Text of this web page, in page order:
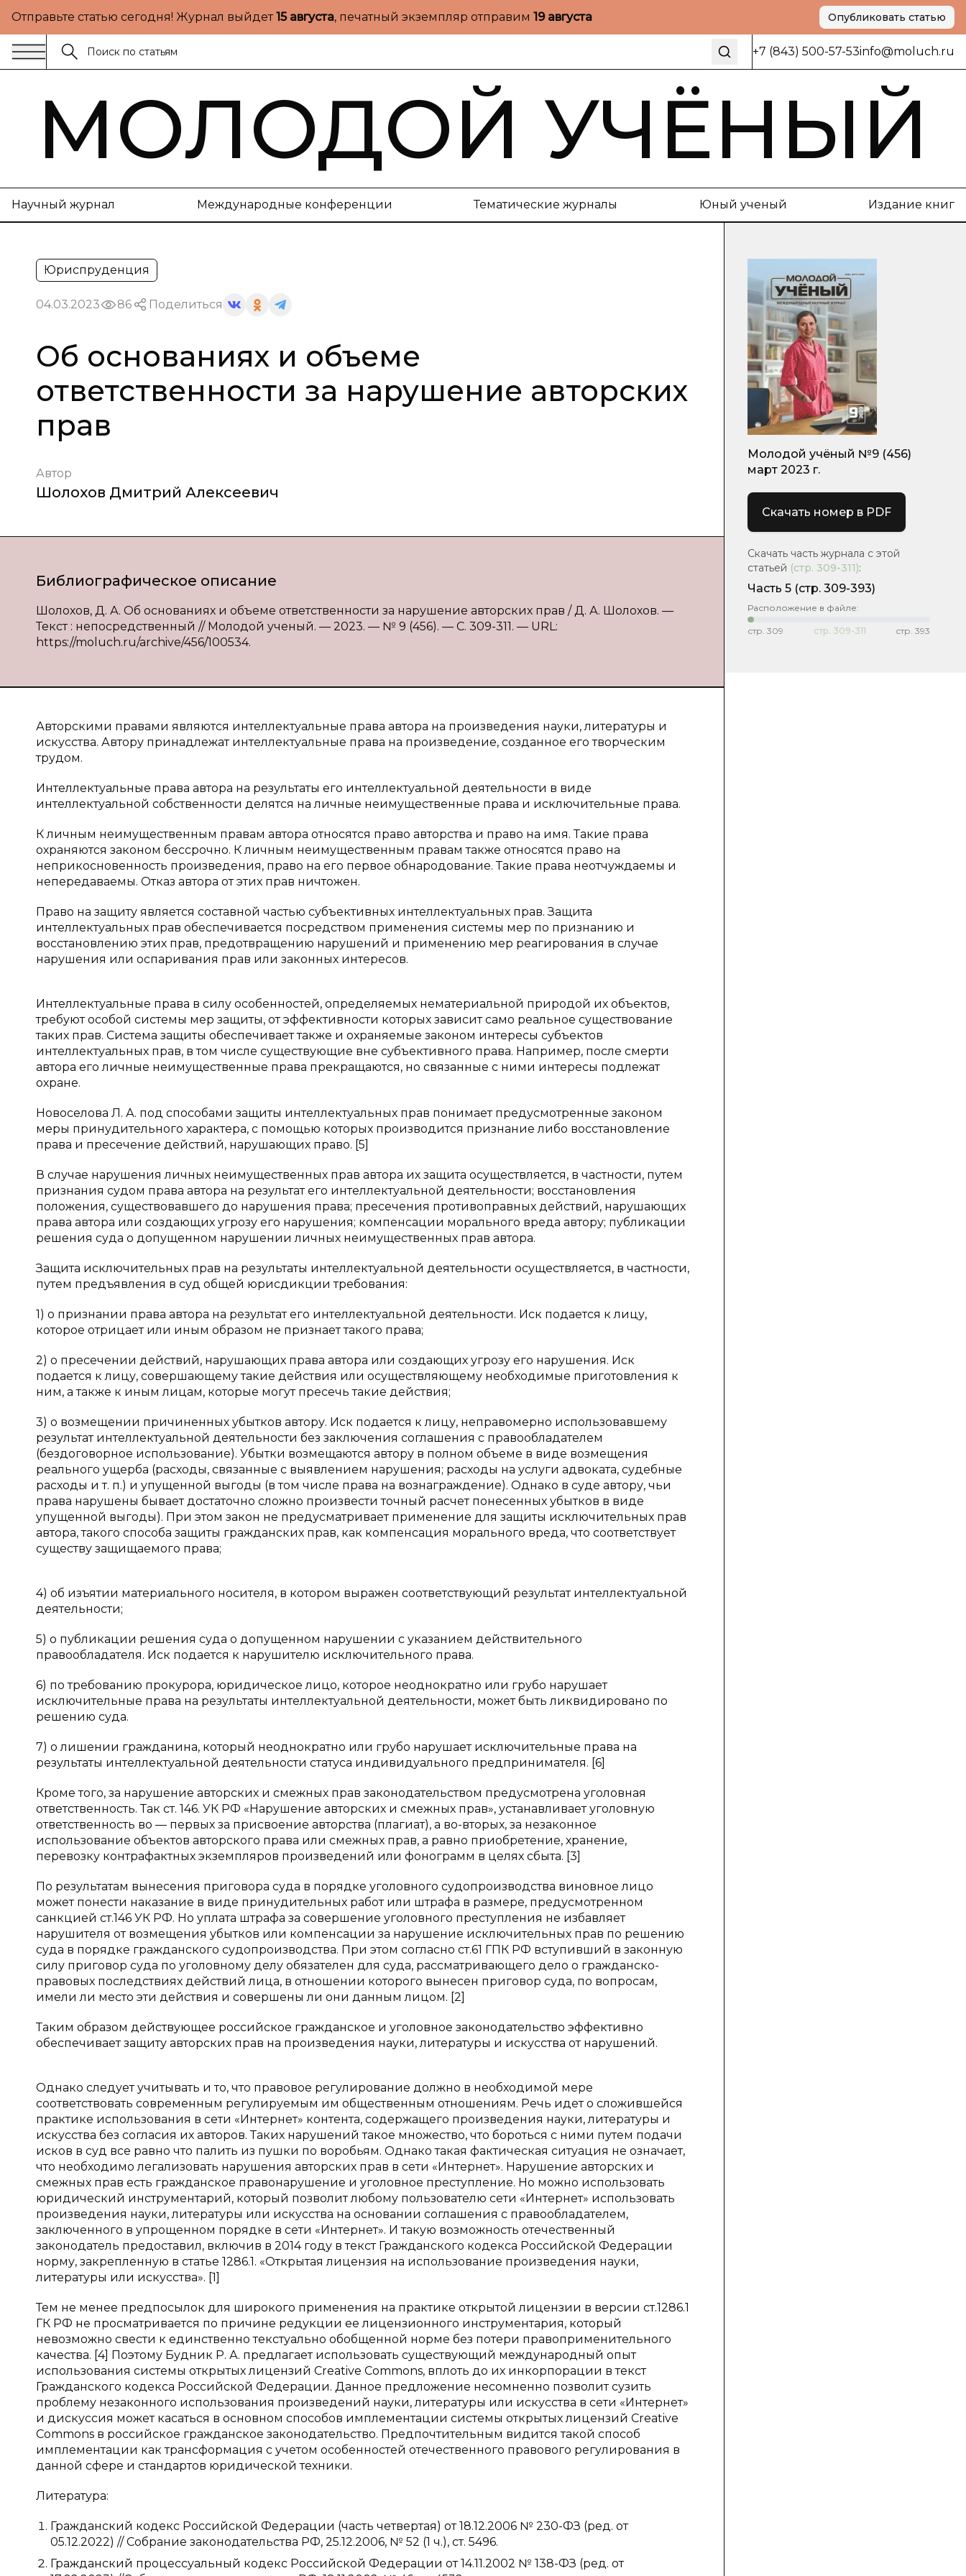
Отправьте статью сегодня! Журнал выйдет15 августа, печатный экземпляр отправим 19 августа Опубликовать статью
+7 (843) 500-57-53info@moluch.ru
МОЛОДОЙ УЧЁНЫЙ
Научный журнал Международные конференции Тематические журналы Юный ученый Издание книг
Юриспруденция
04.03.2023 86 Поделиться
Об основаниях и объеме
ответственности за нарушение авторских
прав
Автор
Шолохов Дмитрий Алексеевич
Библиографическое описание
Шолохов, Д. А. Об основаниях и объеме ответственности за нарушение авторских прав / Д. А. Шолохов. —
Текст : непосредственный // Молодой ученый. — 2023. — № 9 (456). — С. 309-311. — URL:
https://moluch.ru/archive/456/100534.
Авторскими правами являются интеллектуальные права автора на произведения науки, литературы и
искусства. Автору принадлежат интеллектуальные права на произведение, созданное его творческим
трудом.
Интеллектуальные права автора на результаты его интеллектуальной деятельности в виде
интеллектуальной собственности делятся на личные неимущественные права и исключительные права.
К личным неимущественным правам автора относятся право авторства и право на имя. Такие права
охраняются законом бессрочно. К личным неимущественным правам также относятся право на
неприкосновенность произведения, право на его первое обнародование. Такие права неотчуждаемы и
непередаваемы. Отказ автора от этих прав ничтожен.
Право на защиту является составной частью субъективных интеллектуальных прав. Защита
интеллектуальных прав обеспечивается посредством применения системы мер по признанию и
восстановлению этих прав, предотвращению нарушений и применению мер реагирования в случае
нарушения или оспаривания прав или законных интересов.
Интеллектуальные права в силу особенностей, определяемых нематериальной природой их объектов,
требуют особой системы мер защиты, от эффективности которых зависит само реальное существование
таких прав. Система защиты обеспечивает также и охраняемые законом интересы субъектов
интеллектуальных прав, в том числе существующие вне субъективного права. Например, после смерти
автора его личные неимущественные права прекращаются, но связанные с ними интересы подлежат
охране.
Новоселова Л. А. под способами защиты интеллектуальных прав понимает предусмотренные законом
меры принудительного характера, с помощью которых производится признание либо восстановление
права и пресечение действий, нарушающих право. [5]
В случае нарушения личных неимущественных прав автора их защита осуществляется, в частности, путем
признания судом права автора на результат его интеллектуальной деятельности; восстановления
положения, существовавшего до нарушения права; пресечения противоправных действий, нарушающих
права автора или создающих угрозу его нарушения; компенсации морального вреда автору; публикации
решения суда о допущенном нарушении личных неимущественных прав автора.
Защита исключительных прав на результаты интеллектуальной деятельности осуществляется, в частности,
путем предъявления в суд общей юрисдикции требования:
1) о признании права автора на результат его интеллектуальной деятельности. Иск подается к лицу,
которое отрицает или иным образом не признает такого права;
2) о пресечении действий, нарушающих права автора или создающих угрозу его нарушения. Иск
подается к лицу, совершающему такие действия или осуществляющему необходимые приготовления к
ним, а также к иным лицам, которые могут пресечь такие действия;
3) о возмещении причиненных убытков автору. Иск подается к лицу, неправомерно использовавшему
результат интеллектуальной деятельности без заключения соглашения с правообладателем
(бездоговорное использование). Убытки возмещаются автору в полном объеме в виде возмещения
реального ущерба (расходы, связанные с выявлением нарушения; расходы на услуги адвоката, судебные
расходы и т. п.) и упущенной выгоды (в том числе права на вознаграждение). Однако в суде автору, чьи
права нарушены бывает достаточно сложно произвести точный расчет понесенных убытков в виде
упущенной выгоды). При этом закон не предусматривает применение для защиты исключительных прав
автора, такого способа защиты гражданских прав, как компенсация морального вреда, что соответствует
существу защищаемого права;
4) об изъятии материального носителя, в котором выражен соответствующий результат интеллектуальной
деятельности;
5) о публикации решения суда о допущенном нарушении с указанием действительного
правообладателя. Иск подается к нарушителю исключительного права.
6) по требованию прокурора, юридическое лицо, которое неоднократно или грубо нарушает
исключительные права на результаты интеллектуальной деятельности, может быть ликвидировано по
решению суда.
7) о лишении гражданина, который неоднократно или грубо нарушает исключительные права на
результаты интеллектуальной деятельности статуса индивидуального предпринимателя. [6]
Кроме того, за нарушение авторских и смежных прав законодательством предусмотрена уголовная
ответственность. Так ст. 146. УК РФ «Нарушение авторских и смежных прав», устанавливает уголовную
ответственность во — первых за присвоение авторства (плагиат), а во-вторых, за незаконное
использование объектов авторского права или смежных прав, а равно приобретение, хранение,
перевозку контрафактных экземпляров произведений или фонограмм в целях сбыта. [3]
По результатам вынесения приговора суда в порядке уголовного судопроизводства виновное лицо
может понести наказание в виде принудительных работ или штрафа в размере, предусмотренном
санкцией ст.146 УК РФ. Но уплата штрафа за совершение уголовного преступления не избавляет
нарушителя от возмещения убытков или компенсации за нарушение исключительных прав по решению
суда в порядке гражданского судопроизводства. При этом согласно ст.61 ГПК РФ вступивший в законную
силу приговор суда по уголовному делу обязателен для суда, рассматривающего дело о гражданско-
правовых последствиях действий лица, в отношении которого вынесен приговор суда, по вопросам,
имели ли место эти действия и совершены ли они данным лицом. [2]
Таким образом действующее российское гражданское и уголовное законодательство эффективно
обеспечивает защиту авторских прав на произведения науки, литературы и искусства от нарушений.
Однако следует учитывать и то, что правовое регулирование должно в необходимой мере
соответствовать современным регулируемым им общественным отношениям. Речь идет о сложившейся
практике использования в сети «Интернет» контента, содержащего произведения науки, литературы и
искусства без согласия их авторов. Таких нарушений такое множество, что бороться с ними путем подачи
исков в суд все равно что палить из пушки по воробьям. Однако такая фактическая ситуация не означает,
что необходимо легализовать нарушения авторских прав в сети «Интернет». Нарушение авторских и
смежных прав есть гражданское правонарушение и уголовное преступление. Но можно использовать
юридический инструментарий, который позволит любому пользователю сети «Интернет» использовать
произведения науки, литературы или искусства на основании соглашения с правообладателем,
заключенного в упрощенном порядке в сети «Интернет». И такую возможность отечественный
законодатель предоставил, включив в 2014 году в текст Гражданского кодекса Российской Федерации
норму, закрепленную в статье 1286.1. «Открытая лицензия на использование произведения науки,
литературы или искусства». [1]
Тем не менее предпосылок для широкого применения на практике открытой лицензии в версии ст.1286.1
ГК РФ не просматривается по причине редукции ее лицензионного инструментария, который
невозможно свести к единственно текстуально обобщенной норме без потери правоприменительного
качества. [4] Поэтому Будник Р. А. предлагает использовать существующий международный опыт
использования системы открытых лицензий Creative Commons, вплоть до их инкорпорации в текст
Гражданского кодекса Российской Федерации. Данное предложение несомненно позволит сузить
проблему незаконного использования произведений науки, литературы или искусства в сети «Интернет»
и дискуссия может касаться в основном способов имплементации системы открытых лицензий Creative
Commons в российское гражданское законодательство. Предпочтительным видится такой способ
имплементации как трансформация с учетом особенностей отечественного правового регулирования в
данной сфере и стандартов юридической техники.
Литература:
Гражданский кодекс Российской Федерации (часть четвертая) от 18.12.2006 № 230-ФЗ (ред. от
05.12.2022) // Собрание законодательства РФ, 25.12.2006, № 52 (1 ч.), ст. 5496.
Гражданский процессуальный кодекс Российской Федерации от 14.11.2002 № 138-ФЗ (ред. от
Молодой учёный №9 (456)
март 2023 г.
Скачать номер в PDF
Скачать часть журнала с этой
статьей (стр. 309-311):
Часть 5 (стр. 309-393)
Расположение в файле:
стр. 309 стр. 309-311 стр. 393